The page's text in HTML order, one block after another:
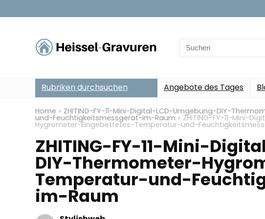
Search
for:
Rubriken durchsuchen Angebote des Tages
Home » ZHITING-FY-11-Mini-Digital-LCD-Umgebung-DIY-
und-Feuchtigkeitsmessgerat-im-Raum » ZHITING-FY-11-Mini-
Hygrometer-Eingebettetes-Temperatur-und-
ZHITING-FY-11-Mini-
DIY-Thermometer-
Temperatur-und-
im-Raum